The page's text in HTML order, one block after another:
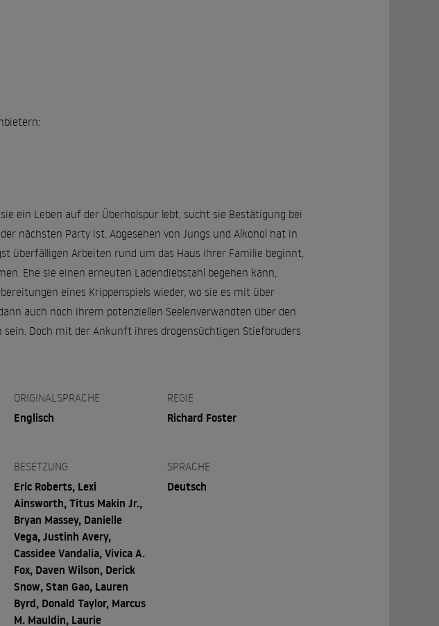
ein Leben auf der Überholspur lebt, sucht sie Bestätigung bei
nächsten Party ist. Abgesehen von Jungs und Alkohol hat in
überfälligen Arbeiten rund um das Haus ihrer Familie beginnt,
Ehe sie einen erneuten Ladendiebstahl begehen kann,
eines Krippenspiels wieder, wo sie es mit über
auch noch ihrem potenziellen Seelenverwandten über den
Doch mit der Ankunft ihres drogensüchtigen Stiefbruders
ORIGINALSPRACHE
Englisch
REGIE
Richard Foster
BESETZUNG
Eric Roberts, Lexi
Ainsworth, Titus Makin Jr.,
Bryan Massey, Danielle
Vega, Justinh Avery,
Cassidee Vandalia, Vivica A.
Fox, Daven Wilson, Derick
Snow, Stan Gao, Lauren
Byrd, Donald Taylor, Marcus
M. Mauldin, Laurie
SPRACHE
Deutsch